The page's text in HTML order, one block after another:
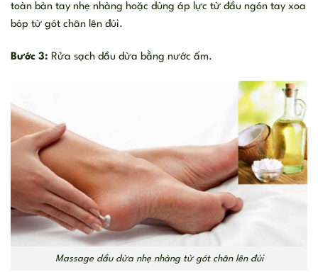
toàn bàn tay nhẹ nhàng hoặc dùng áp lực từ đầu ngón tay xoa
bóp từ gót chân lên đùi.
Bước 3: Rửa sạch dầu dừa bằng nước ấm.
Massage dầu dừa nhẹ nhàng từ gót chân lên đùi